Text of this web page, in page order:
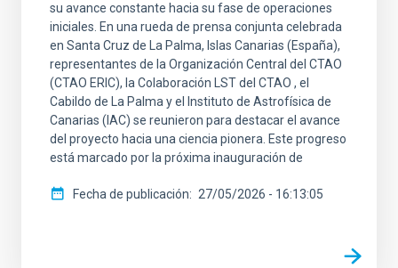
su avance constante hacia su fase de operaciones
iniciales. En una rueda de prensa conjunta celebrada
en Santa Cruz de La Palma, Islas Canarias (España),
representantes de la Organización Central del CTAO
(CTAO ERIC), la Colaboración LST del CTAO , el
Cabildo de La Palma y el Instituto de Astrofísica de
Canarias (IAC) se reunieron para destacar el avance
del proyecto hacia una ciencia pionera. Este progreso
está marcado por la próxima inauguración de
Fecha de publicación 27/05/2026 - 16:13:05